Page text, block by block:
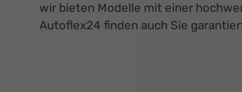
wir bieten Modelle mit einer
Autoflex24 finden auch Sie